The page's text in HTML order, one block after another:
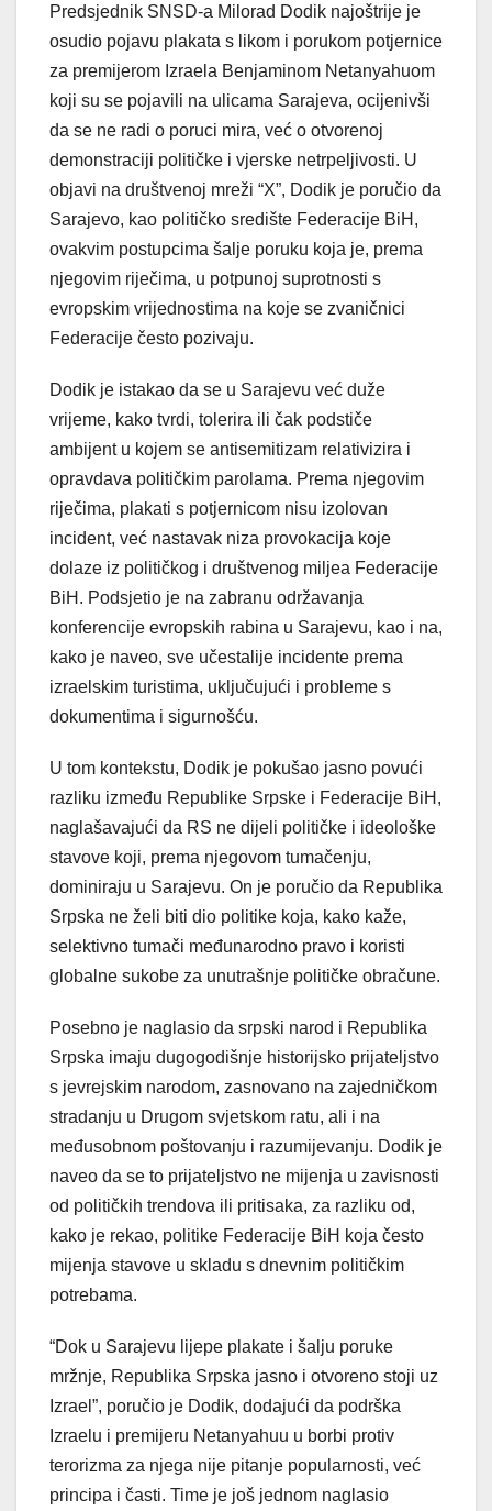
Predsjednik SNSD-a Milorad Dodik najoštrije je
osudio pojavu plakata s likom i porukom potjernice
za premijerom Izraela Benjaminom Netanyahuom
koji su se pojavili na ulicama Sarajeva, ocijenivši
da se ne radi o poruci mira, već o otvorenoj
demonstraciji političke i vjerske netrpeljivosti. U
objavi na društvenoj mreži “X”, Dodik je poručio da
Sarajevo, kao političko središte Federacije BiH,
ovakvim postupcima šalje poruku koja je, prema
njegovim riječima, u potpunoj suprotnosti s
evropskim vrijednostima na koje se zvaničnici
Federacije često pozivaju.
Dodik je istakao da se u Sarajevu već duže
vrijeme, kako tvrdi, tolerira ili čak podstiče
ambijent u kojem se antisemitizam relativizira i
opravdava političkim parolama. Prema njegovim
riječima, plakati s potjernicom nisu izolovan
incident, već nastavak niza provokacija koje
dolaze iz političkog i društvenog miljea Federacije
BiH. Podsjetio je na zabranu održavanja
konferencije evropskih rabina u Sarajevu, kao i na,
kako je naveo, sve učestalije incidente prema
izraelskim turistima, uključujući i probleme s
dokumentima i sigurnošću.
U tom kontekstu, Dodik je pokušao jasno povući
razliku između Republike Srpske i Federacije BiH,
naglašavajući da RS ne dijeli političke i ideološke
stavove koji, prema njegovom tumačenju,
dominiraju u Sarajevu. On je poručio da Republika
Srpska ne želi biti dio politike koja, kako kaže,
selektivno tumači međunarodno pravo i koristi
globalne sukobe za unutrašnje političke obračune.
Posebno je naglasio da srpski narod i Republika
Srpska imaju dugogodišnje historijsko prijateljstvo
s jevrejskim narodom, zasnovano na zajedničkom
stradanju u Drugom svjetskom ratu, ali i na
međusobnom poštovanju i razumijevanju. Dodik je
naveo da se to prijateljstvo ne mijenja u zavisnosti
od političkih trendova ili pritisaka, za razliku od,
kako je rekao, politike Federacije BiH koja često
mijenja stavove u skladu s dnevnim političkim
potrebama.
“Dok u Sarajevu lijepe plakate i šalju poruke
mržnje, Republika Srpska jasno i otvoreno stoji uz
Izrael”, poručio je Dodik, dodajući da podrška
Izraelu i premijeru Netanyahuu u borbi protiv
terorizma za njega nije pitanje popularnosti, već
principa i časti. Time je još jednom naglasio